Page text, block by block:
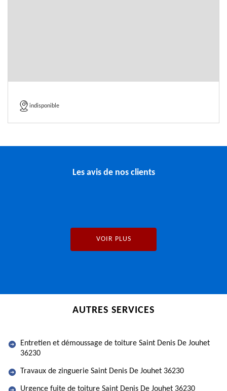
indisponible
Les avis de nos clients
VOIR PLUS
AUTRES SERVICES
Entretien et démoussage de toiture Saint Denis De Jouhet
36230
Travaux de zinguerie Saint Denis De Jouhet 36230
Urgence fuite de toiture Saint Denis De Jouhet 36230